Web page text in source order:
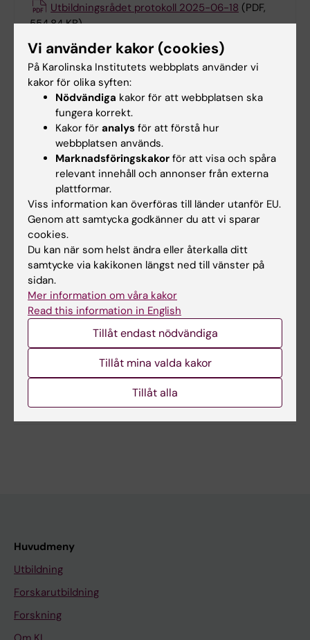
Utbildningsrådet protokoll 2025-06-18 (PDF,
554.84 KB)
Utbildningsrådet protokoll 2025-05-07
(PDF,
701.1 KB)
Utbildningsrådet protokoll 2025-03-24
547.96 KB)
Utbildningsrådet protokoll 2025-02-03(PDF,
655.51 KB)
Hade du nytta av informationen på denna sida?
Yes
No
Innehållsgranskare:
Christina Joos
Sidan uppdaterad:2026-06-29
Huvudmeny
Utbildning
Forskarutbildning
Forskning
Vi använder kakor (cookies)
På Karolinska Institutets webbplats använder vi
kakor för olika syften:
Nödvändiga kakor för att webbplatsen ska
fungera korrekt.
Kakor för analys för att förstå hur
webbplatsen används.
Marknadsföringskakor för att visa och spåra
relevant innehåll och annonser från externa
plattformar.
Viss information kan överföras till länder utanför EU.
Genom att samtycka godkänner du att vi sparar
cookies.
Du kan när som helst ändra eller återkalla ditt
samtycke via kakikonen längst ned till vänster på
sidan.
Mer information om våra kakor
Read this information in English
Tillåt endast nödvändiga
Tillåt mina valda kakor
Tillåt alla